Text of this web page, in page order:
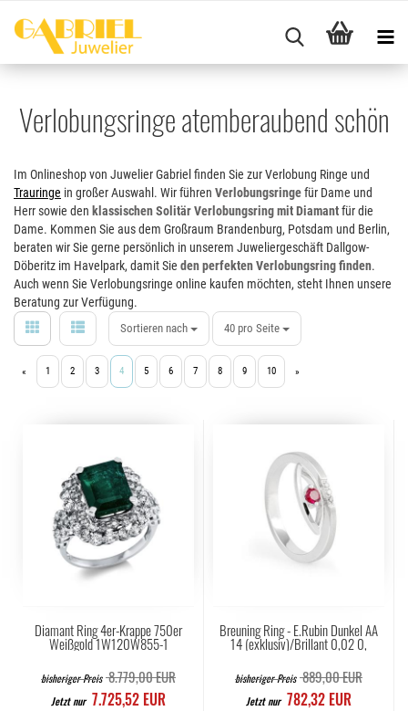
Verlobungsringe atemberaubend schön
Im Onlineshop von Juwelier Gabriel finden Sie zur Verlobung Ringe und
Trauringe in großer Auswahl. Wir führen Verlobungsringefür Dame und
Herr sowie den klassischen Solitär Verlobungsring mit Diamantfür die
Dame. Kommen Sie aus dem Großraum Brandenburg, Potsdam und Berlin,
beraten wir Sie gerne persönlich in unserem Juweliergeschäft Dallgow-
Döberitz im Havelpark, damit Sie den perfekten Verlobungsring finden.
Auch wenn Sie Verlobungsringe online kaufen möchten, steht Ihnen unsere
Beratung zur Verfügung.
Sortieren nach 40 pro Seite
« 1 2 3 4 5 6 7 8 9 10 »
Diamant Ring 4er-Krappe 750er
Weißgold 1W120W855-1
bisheriger Preis 8.779,00 EUR
Jetzt nur 7.725,52 EUR
Breuning Ring - E.Rubin Dunkel AA
14 (exklusiv)/Brillant 0,02 0,
bisheriger Preis 889,00 EUR
Jetzt nur 782,32 EUR